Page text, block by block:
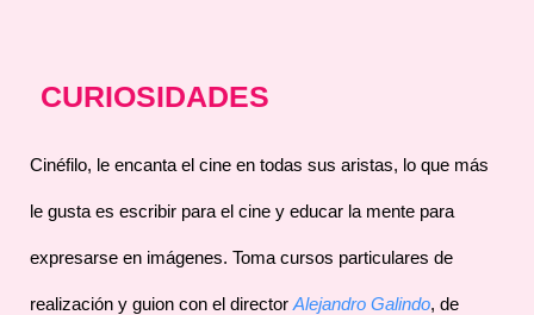
CURIOSIDADES
Cinéfilo, le encanta el cine en todas sus aristas, lo que más
le gusta es escribir para el cine y educar la mente para
expresarse en imágenes. Toma cursos particulares de
realización y guion con el director Alejandro Galindo, de